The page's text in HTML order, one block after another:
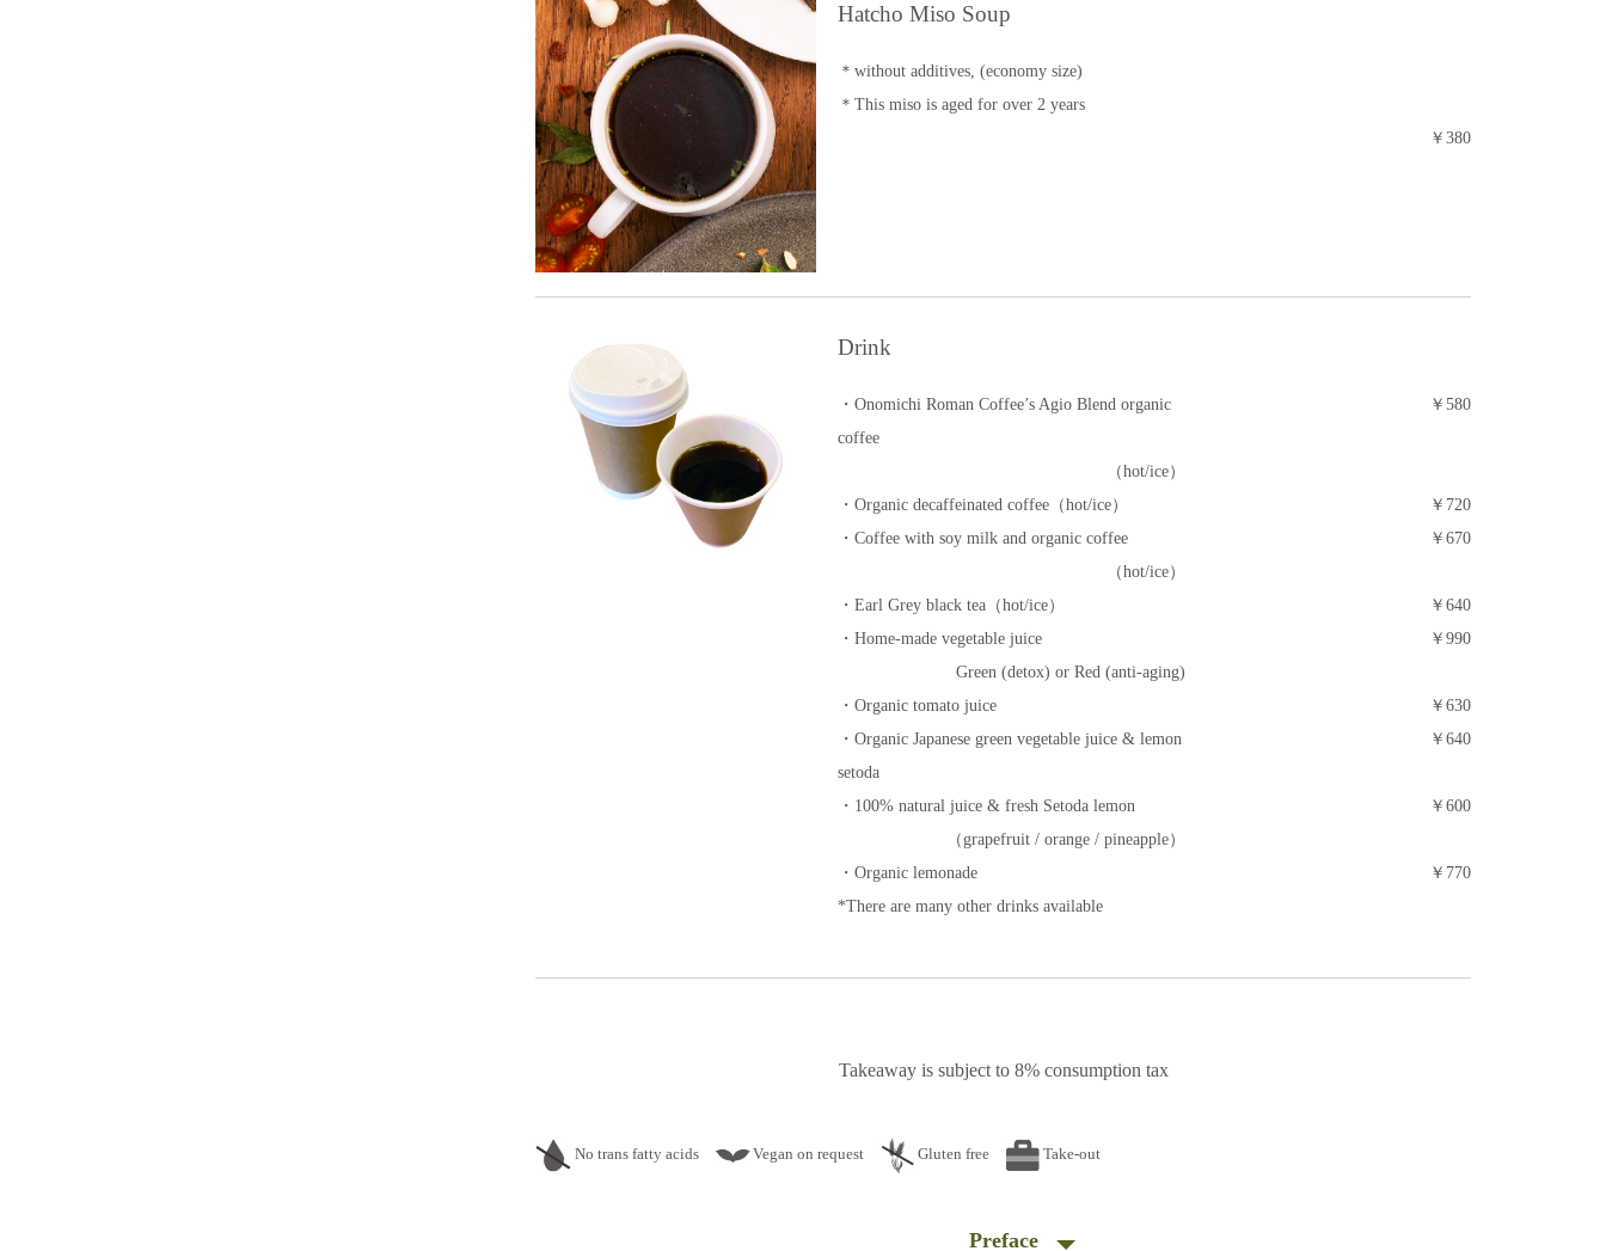
Hatcho Miso Soup
＊without additives, (economy size)
＊This miso is aged for over 2 years
￥380
Drink
・Onomichi Roman Coffee’s Agio Blend organic
coffee
（hot/ice）
￥580
・Organic decaffeinated coffee（hot/ice）
￥720
・Coffee with soy milk and organic coffee
（hot/ice）
￥670
・Earl Grey black tea（hot/ice）
￥640
・Home-made vegetable juice
Green (detox) or Red (anti-aging)
￥990
・Organic tomato juice
￥630
・Organic Japanese green vegetable juice & lemon
setoda
￥640
・100% natural juice & fresh Setoda lemon
（grapefruit / orange / pineapple）
￥600
・Organic lemonade
￥770
*There are many other drinks available
Takeaway is subject to 8% consumption tax
No trans fatty acids Vegan on request Gluten free Take-out
Preface